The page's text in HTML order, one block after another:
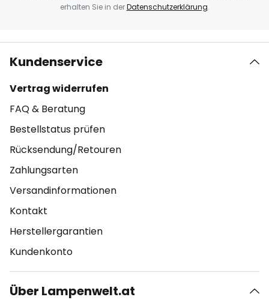
erhalten Sie in derDatenschutzerklärung.
Kundenservice
Vertrag widerrufen
FAQ & Beratung
Bestellstatus prüfen
Rücksendung/Retouren
Zahlungsarten
Versandinformationen
Kontakt
Herstellergarantien
Kundenkonto
Über Lampenwelt.at